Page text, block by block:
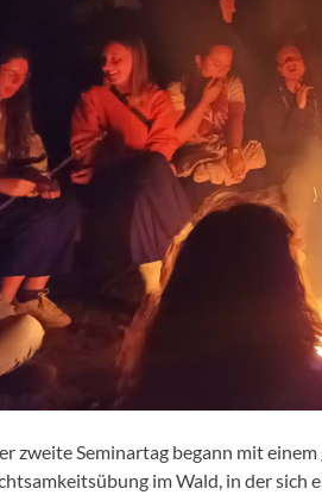
zweite Seminartag begann mit
im Wald, in der sich